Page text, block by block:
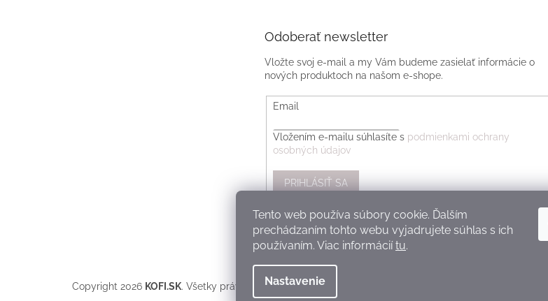
Tento web používa súbory cookie. Ďalším
prechádzaním tohto webu vyjadrujete súhlas s ich
používaním. Viac informácií tu.
Nastavenie
Odoberať newsletter
Vložte svoj e-mail a my Vám budeme zasielať informácie o
nových produktoch na našom e-shope.
Email
Vložením e-mailu súhlasíte s podmienkami ochrany
osobných údajov
PRIHLÁSIŤ SA
Copyright 2026 KOFI.SK. Všetky práva vyhradené.